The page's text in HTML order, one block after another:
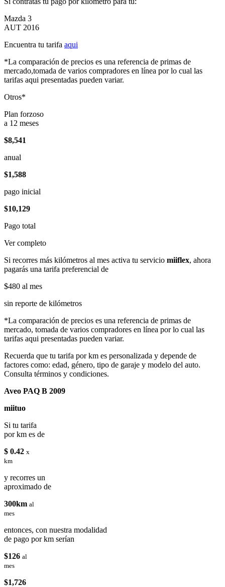
Mazda 3
AUT 2016
Encuentra tu tarifa aqui
*La comparación de precios es una referencia de primas de
mercado,tomada de varios compradores en línea por lo cual las
tarifas aqui presentadas pueden variar.
Otros*
Plan forzoso
a 12 meses
$8,541
anual
$1,588
pago inicial
$10,129
Pago total
Ver completo
Si recorres más kilómetros al mes activa tu servicio miiflex, ahora
pagarás una tarifa preferencial de
$480 al mes
sin reporte de kilómetros
*La comparación de precios es una referencia de primas de
mercado, tomada de varios compradores en línea por lo cual las
tarifas aqui presentadas pueden variar.
Recuerda que tu tarifa por km es personalizada y depende de
factores como: edad, género, tipo de garaje y modelo del auto.
Consulta términos y condiciones.
Aveo PAQ B 2009
miituo
Si tu tarifa
por km es de
$ 0.42 x
km
y recorres un
aproximado de
300km al
mes
entonces, con nuestra modalidad
de pago por km serían
$126 al
mes
$1,726